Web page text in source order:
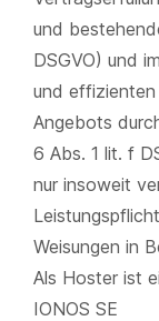
und
DSGVO) und
und effizienten
Angebots
6 Abs. 1 lit. f
nur insoweit
Weisungen in
Als Hoster ist
IONOS SE